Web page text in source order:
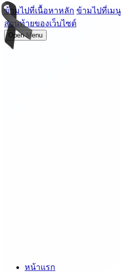
ข้ามไปที่เนื้อหาหลัก ข้ามไปที่เม
ส่วนท้ายของเว็บไซต์
Open Menu
หน้าแรก